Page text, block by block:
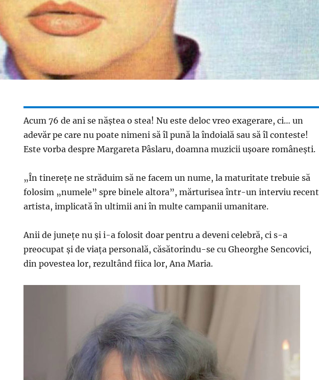
Acum 76 de ani se năștea o stea! Nu este deloc vreo exagerare, ci… un
adevăr pe care nu poate nimeni să îl pună la îndoială sau să îl conteste!
Este vorba despre Margareta Pâslaru, doamna muzicii ușoare românești.
„În tinereţe ne străduim să ne facem un nume, la maturitate trebuie să
folosim „numele” spre binele altora”, mărturisea într-un interviu recent
artista, implicată în ultimii ani în multe campanii umanitare.
Anii de junețe nu și i-a folosit doar pentru a deveni celebră, ci s-a
preocupat și de viața personală, căsătorindu-se cu Gheorghe Sencovici,
din povestea lor, rezultând fiica lor, Ana Maria.